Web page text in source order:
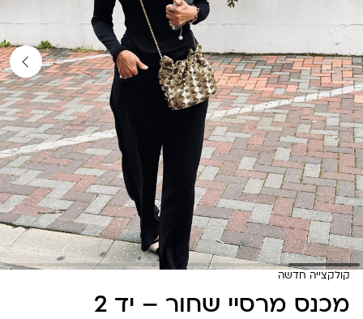
קולקצייה חדשה
מכנס מרסיי שחור – יד 2